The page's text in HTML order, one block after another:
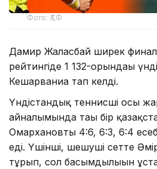
Фото: ҚТФ
Дамир Жалғасбай ширек
рейтингіде 1 132-орындағы
Кешарваниға тап келді.
Үндістандық теннисші осы
айналымында тағы бір
Омархановты 4:6, 6:3, 6:4
еді. Үшінші, шешуші сетте
тұрып, сол басымдылығын